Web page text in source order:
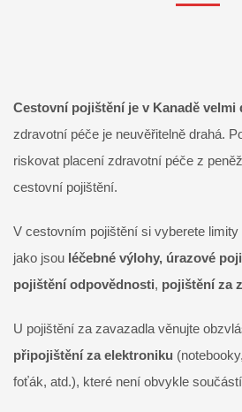
Cestovní pojištění je v Kanadě velmi
zdravotní péče je neuvěřitelně drahá.
riskovat placení zdravotní péče z
cestovní pojištění.
V cestovním pojištění si vyberete limity
jako jsou léčebné výlohy, úrazové
pojištění odpovědnosti, pojištění za
U pojištění za zavazadla věnujte
připojištění za elektroniku
foťák, atd.), které není obvykle